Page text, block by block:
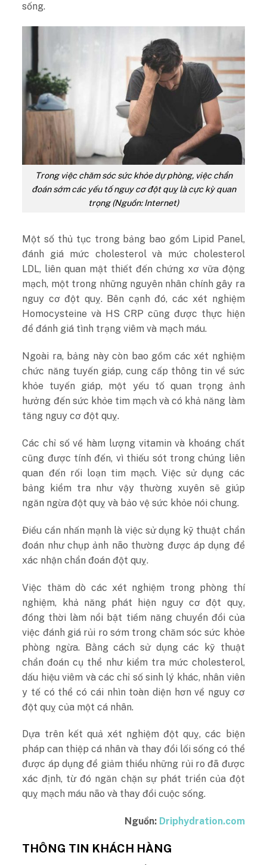
sống.
Trong việc chăm sóc sức khỏe dự phòng, việc chẩn
đoán sớm các yếu tố nguy cơ đột quỵ là cực kỳ quan
trọng (Nguồn: Internet)
Một số thủ tục trong bảng bao gồm Lipid Panel,
đánh giá mức cholesterol và mức cholesterol
LDL, liên quan mật thiết đến chứng xơ vữa động
mạch, một trong những nguyên nhân chính gây ra
nguy cơ đột quỵ. Bên cạnh đó, các xét nghiệm
Homocysteine ​​và HS CRP cũng được thực hiện
để đánh giá tình trạng viêm và mạch máu.
Ngoài ra, bảng này còn bao gồm các xét nghiệm
chức năng tuyến giáp, cung cấp thông tin về sức
khỏe tuyến giáp, một yếu tố quan trọng ảnh
hưởng đến sức khỏe tim mạch và có khả năng làm
tăng nguy cơ đột quỵ.
Các chỉ số về hàm lượng vitamin và khoáng chất
cũng được tính đến, vì thiếu sót trong chúng liên
quan đến rối loạn tim mạch. Việc sử dụng các
bảng kiểm tra như vậy thường xuyên sẽ giúp
ngăn ngừa đột quỵ và bảo vệ sức khỏe nói chung.
Điều cần nhấn mạnh là việc sử dụng kỹ thuật chẩn
đoán như chụp ảnh não thường được áp dụng để
xác nhận chẩn đoán đột quỵ.
Việc thăm dò các xét nghiệm trong phòng thí
nghiệm, khả năng phát hiện nguy cơ đột quỵ,
đồng thời làm nổi bật tiềm năng chuyển đổi của
việc đánh giá rủi ro sớm trong chăm sóc sức khỏe
phòng ngừa. Bằng cách sử dụng các kỹ thuật
chẩn đoán cụ thể như kiểm tra mức cholesterol,
dấu hiệu viêm và các chỉ số sinh lý khác, nhân viên
y tế có thể có cái nhìn toàn diện hơn về nguy cơ
đột quỵ của một cá nhân.
Dựa trên kết quả xét nghiệm đột quỵ, các biện
pháp can thiệp cá nhân và thay đổi lối sống có thể
được áp dụng để giảm thiểu những rủi ro đã được
xác định, từ đó ngăn chặn sự phát triển của đột
quỵ mạch máu não và thay đổi cuộc sống.
Nguồn: Driphydration.com
THÔNG TIN KHÁCH HÀNG